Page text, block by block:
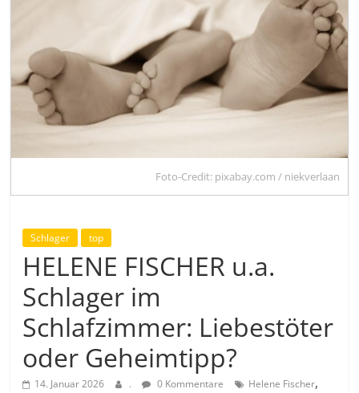
Foto-Credit: pixabay.com / niekverlaan
Schlager top
HELENE FISCHER u.a.
Schlager im
Schlafzimmer: Liebestöter
oder Geheimtipp?
14. Januar 2026 . 0 Kommentare Helene Fischer,